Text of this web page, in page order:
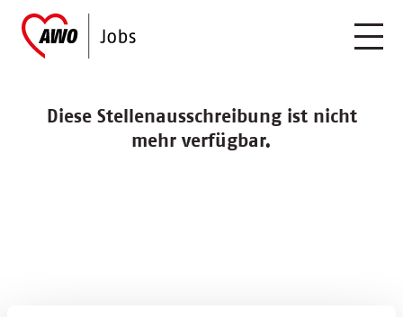
Diese Stellenausschreibung ist nicht
mehr verfügbar.